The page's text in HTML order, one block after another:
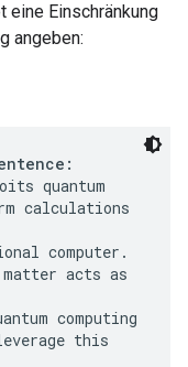
Einschränkung
angeben:
quantum
calculations
computer.
acts as
computing
this